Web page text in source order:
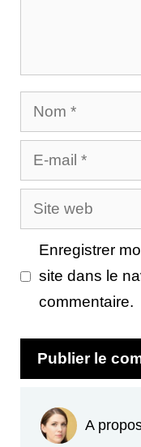
Nom
E-
mail
Site
web
Enregistrer
site dans le
commentaire.
A